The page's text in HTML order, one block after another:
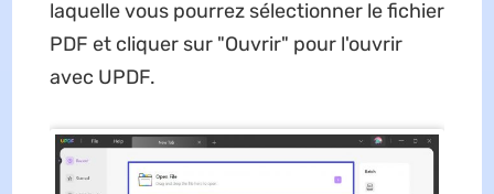
laquelle vous pourrez sélectionner le fichier
PDF et cliquer sur "Ouvrir" pour l'ouvrir
avec UPDF.